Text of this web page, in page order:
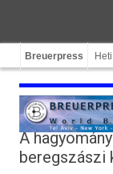
Breuerpress
A
beregszászi